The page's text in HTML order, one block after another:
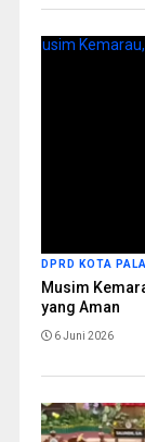
DPRD KOTA
Musim
yang Aman
6 Juni 2026